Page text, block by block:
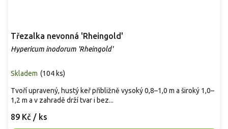
Třezalka nevonná 'Rheingold'
Hypericum inodorum 'Rheingold'
Skladem (104 ks)
89 Kč / ks
Tvoří upravený, hustý keř přibližně vysoký 0,8–1,0 m a široký 1,0–
1,2 m a v zahradě drží tvar i bez...